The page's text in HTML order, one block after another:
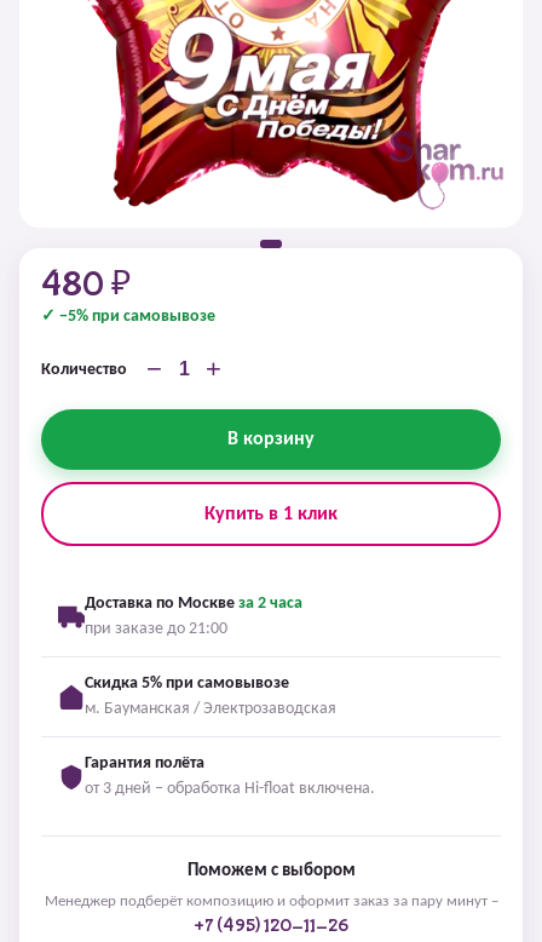
480 ₽
✓ −5% при самовывозе
Количество − +
В корзину
Купить в 1 клик
Доставка по Москве за 2 часа
при заказе до 21:00
Скидка 5% при самовывозе
м. Бауманская / Электрозаводская
Гарантия полёта
от 3 дней – обработка Hi-float включена.
Поможем с выбором
Менеджер подберёт композицию и оформит заказ за пару минут –
+7 (495) 120-11-26